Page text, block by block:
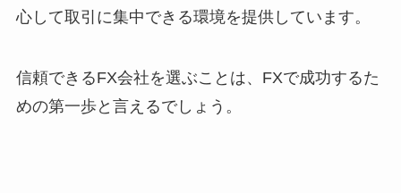
心して取引に集中できる環境を提供しています。
信頼できるFX会社を選ぶことは、FXで成功するた
めの第一歩と言えるでしょう。